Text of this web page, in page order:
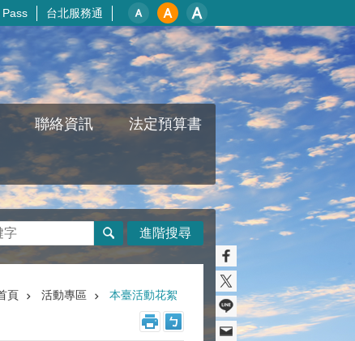
Pass 台北服務通
聯絡資訊 法定預算書
進階搜尋
頁 活動專區 本臺活動花絮